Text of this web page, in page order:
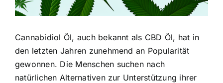
Cannabidiol Öl, auch bekannt als CBD Öl, hat in
den letzten Jahren zunehmend an Popularität
gewonnen. Die Menschen suchen nach
natürlichen Alternativen zur Unterstützung ihrer